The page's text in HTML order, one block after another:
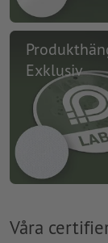
Exklusiv
Våra